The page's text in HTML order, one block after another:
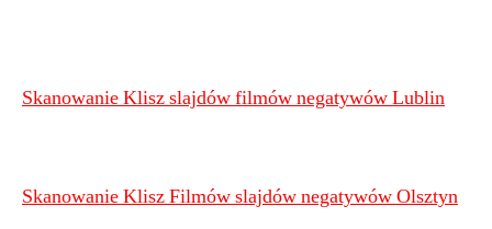
Skanowanie Klisz slajdów filmów negatywów Lublin
Skanowanie Klisz Filmów slajdów negatywów Olsztyn